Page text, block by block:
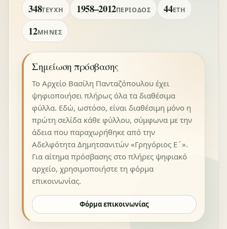
348ΤΕΎΧΗ 1958–2012ΠΕΡΊΟΔΟΣ 44ΈΤΗ
12ΜΉΝΕΣ
Σημείωση πρόσβασης
Το Αρχείο Βασίλη Πανταζόπουλου έχει
ψηφιοποιήσει πλήρως όλα τα διαθέσιμα
φύλλα. Εδώ, ωστόσο, είναι διαθέσιμη μόνο η
πρώτη σελίδα κάθε φύλλου, σύμφωνα με την
άδεια που παραχωρήθηκε από την
Αδελφότητα Δημητσανιτών «Γρηγόριος Ε΄».
Για αίτημα πρόσβασης στο πλήρες ψηφιακό
αρχείο, χρησιμοποιήστε τη φόρμα
επικοινωνίας.
Φόρμα επικοινωνίας